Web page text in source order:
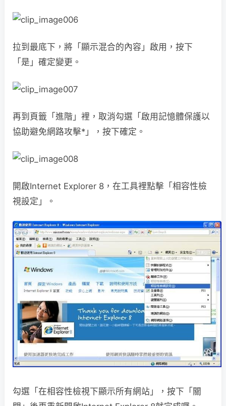
拉到最底下，將「顯示混合的內容」啟用，按下
「是」確定變更。
再到頁籤「進階」裡，取消勾選「啟用記憶體保護以
協助避免網路攻擊*」，按下確定。
開啟Internet Explorer 8，在工具裡點擊「相容性檢
視設定」。
勾選「在相容性檢視下顯示所有網站」，按下「關